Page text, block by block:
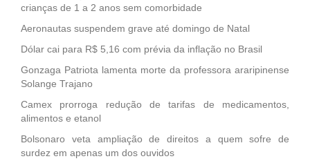
crianças de 1 a 2 anos sem comorbidade
Aeronautas suspendem grave até domingo de Natal
Dólar cai para R$ 5,16 com prévia da inflação no Brasil
Gonzaga Patriota lamenta morte da professora araripinense
Solange Trajano
Camex prorroga redução de tarifas de medicamentos,
alimentos e etanol
Bolsonaro veta ampliação de direitos a quem sofre de
surdez em apenas um dos ouvidos